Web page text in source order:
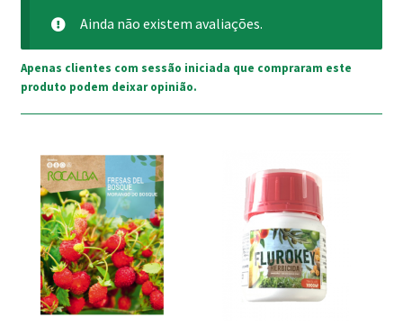
Ainda não existem avaliações.
Apenas clientes com sessão iniciada que compraram este
produto podem deixar opinião.